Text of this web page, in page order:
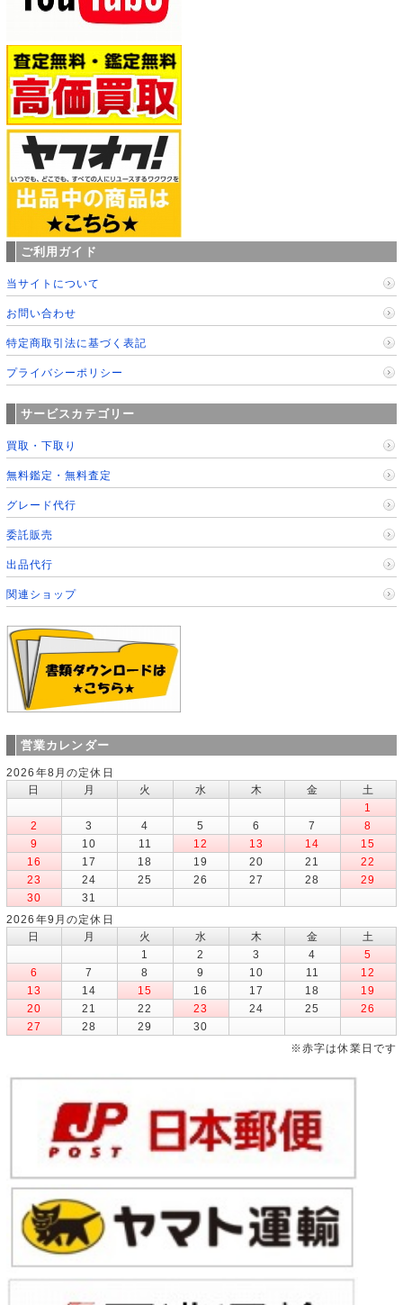
ご利用ガイド
当サイトについて
お問い合わせ
特定商取引法に基づく表記
プライバシーポリシー
サービスカテゴリー
買取・下取り
無料鑑定・無料査定
グレード代行
委託販売
出品代行
関連ショップ
営業カレンダー
2026年8月の定休日
日
月 火 水 木 金
土
1
2
3 4 5 6 7
8
9
10 11 12 13 14
15
16
17 18 19 20 21
22
23
24 25 26 27 28
29
30
31
2026年9月の定休日
日
月 火 水 木 金
土
1
2 3 4
5
6
7 8 9 10 11
12
13
14 15 16 17 18
19
20
21 22 23 24 25
26
27
28 29
30
※赤字は休業日です